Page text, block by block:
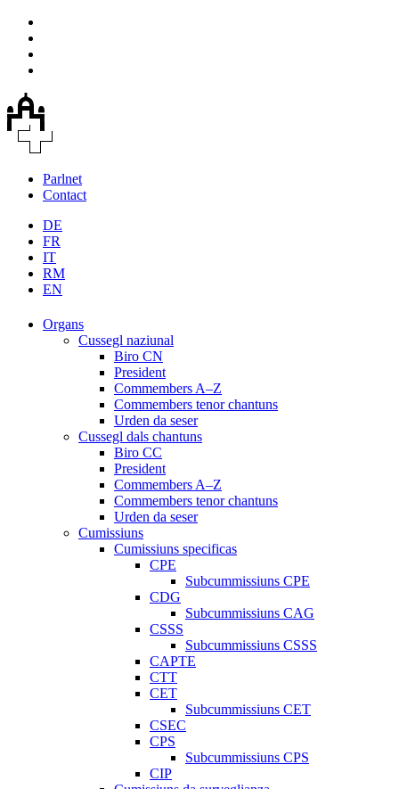
Parlnet
Contact
DE
FR
IT
RM
EN
Organs
Cussegl naziunal
Biro CN
President
Commembers A–Z
Commembers tenor chantuns
Urden da seser
Cussegl dals chantuns
Biro CC
President
Commembers A–Z
Commembers tenor chantuns
Urden da seser
Cumissiuns
Cumissiuns specificas
CPE
Subcummissiuns CPE
CDG
Subcummissiuns CAG
CSSS
Subcummissiuns CSSS
CAPTE
CTT
CET
Subcummissiuns CET
CSEC
CPS
Subcummissiuns CPS
CIP